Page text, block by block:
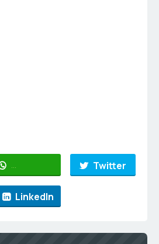
WhatsApp Twitter
LinkedIn